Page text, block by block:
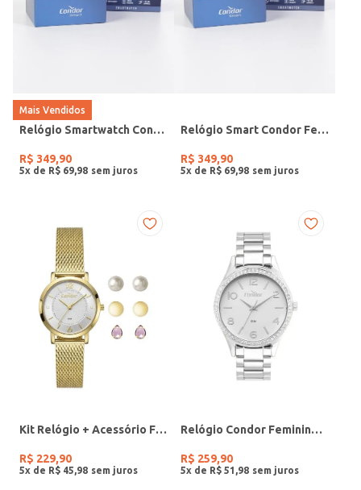
Mais Vendidos
Relógio Smartwatch Condor PRETO
R$ 349,90
5x de R$ 69 98
Relógio Smart Condor Feminino ROSE
R$ 349,90
5x de R$ 69 98
Kit Relógio + Acessório Feminino DOURADO
R$ 229,90
5x de R$ 45 98
Relógio Condor Feminino PRATA
R$ 259,90
5x de R$ 51 98